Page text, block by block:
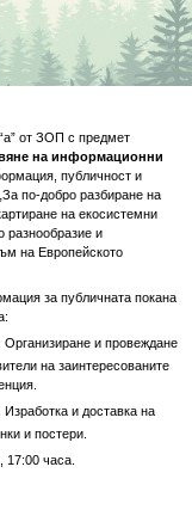
от ЗОП с предмет
на информационни
публичност и
по-добро разбиране на
на екосистемни
разнообразие и
на Европейското
за публичната покана
и провеждане
на заинтересованите
и доставка на
и постери.
17:00 часа.